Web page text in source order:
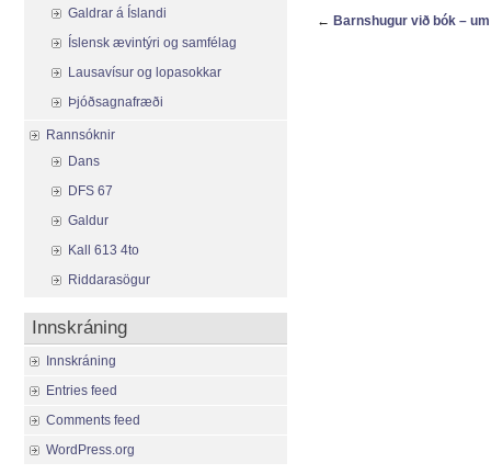
← Barnshugur við bók –
Galdrar á Íslandi
Íslensk ævintýri og samfélag
Lausavísur og lopasokkar
Þjóðsagnafræði
Rannsóknir
Dans
DFS 67
Galdur
Kall 613 4to
Riddarasögur
Innskráning
Innskráning
Entries feed
Comments feed
WordPress.org